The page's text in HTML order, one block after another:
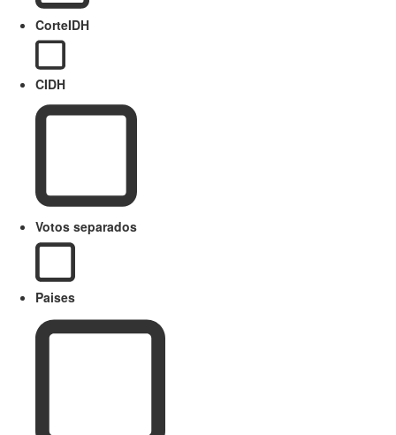
CorteIDH
CIDH
Votos separados
Paises